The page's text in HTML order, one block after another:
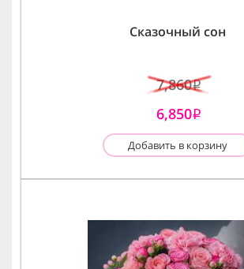
Сказочный сон
7,860i
6,850i
Добавить в корзину